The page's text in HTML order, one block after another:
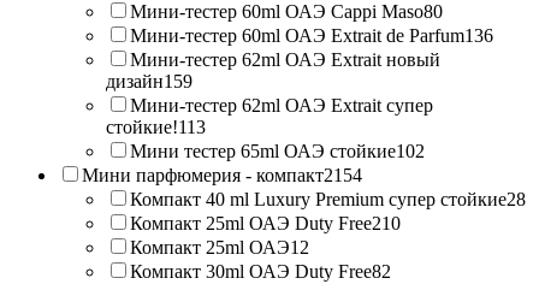
Мини-тестер 60ml ОАЭ Cappi Maso80
Мини-тестер 60ml ОАЭ Extrait de Parfum136
Мини-тестер 62ml ОАЭ Extrait новый
дизайн159
Мини-тестер 62ml ОАЭ Extrait супер
стойкие!113
Мини тестер 65ml ОАЭ стойкие102
Мини парфюмерия - компакт2154
Компакт 40 ml Luxury Premium супер стойкие28
Компакт 25ml ОАЭ Duty Free210
Компакт 25ml ОАЭ12
Компакт 30ml ОАЭ Duty Free82